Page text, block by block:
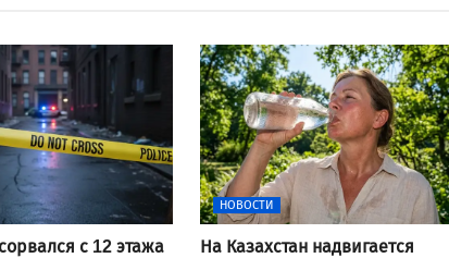
с 12 этажа
НОВОСТИ
На Казахстан надвигается